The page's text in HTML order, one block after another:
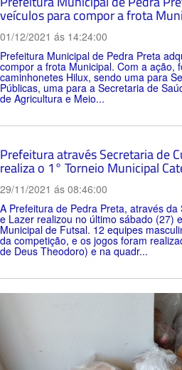
veículos para compor a frota
01/12/2021 ás 14:24:00
Prefeitura Municipal de Pedra Preta
compor a frota Municipal. Com a ação,
caminhonetes Hilux, sendo uma para
Públicas, uma para a Secretaria de
de Agricultura e Meio...
Prefeitura através Secretaria de
realiza o 1° Torneio Municipal
29/11/2021 ás 08:46:00
A Prefeitura de Pedra Preta, através
e Lazer realizou no último sábado (27)
Municipal de Futsal. 12 equipes
da competição, e os jogos foram
de Deus Theodoro) e na quadr...